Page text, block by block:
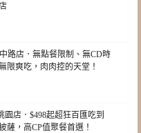
路店．無點餐限制、無CD時
限爽吃，肉肉控的天堂！
店．$498起超狂百匯吃到
薩，高CP值聚餐首選！